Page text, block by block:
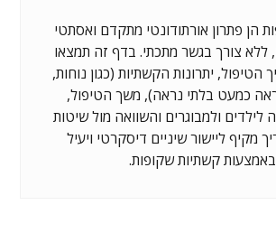
הן פתרון אורתודונטי מתקדם ואסתטי
ללא צורך בגשר מתכתי. בדף זה תמצאו
הטיפול, יתרונות הקשתיות (כגון נוחות,
כמעט בלתי נראה), משך הטיפול,
לילדים ולמבוגרים והשוואה מול שיטות
מקיף ליישור שיניים דיסקרטי ויעיל
באמצעות קשתיות שקופות.